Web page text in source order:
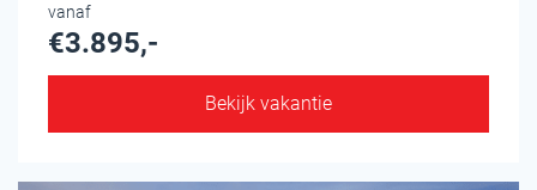
vanaf
€3.895,-
Bekijk vakantie